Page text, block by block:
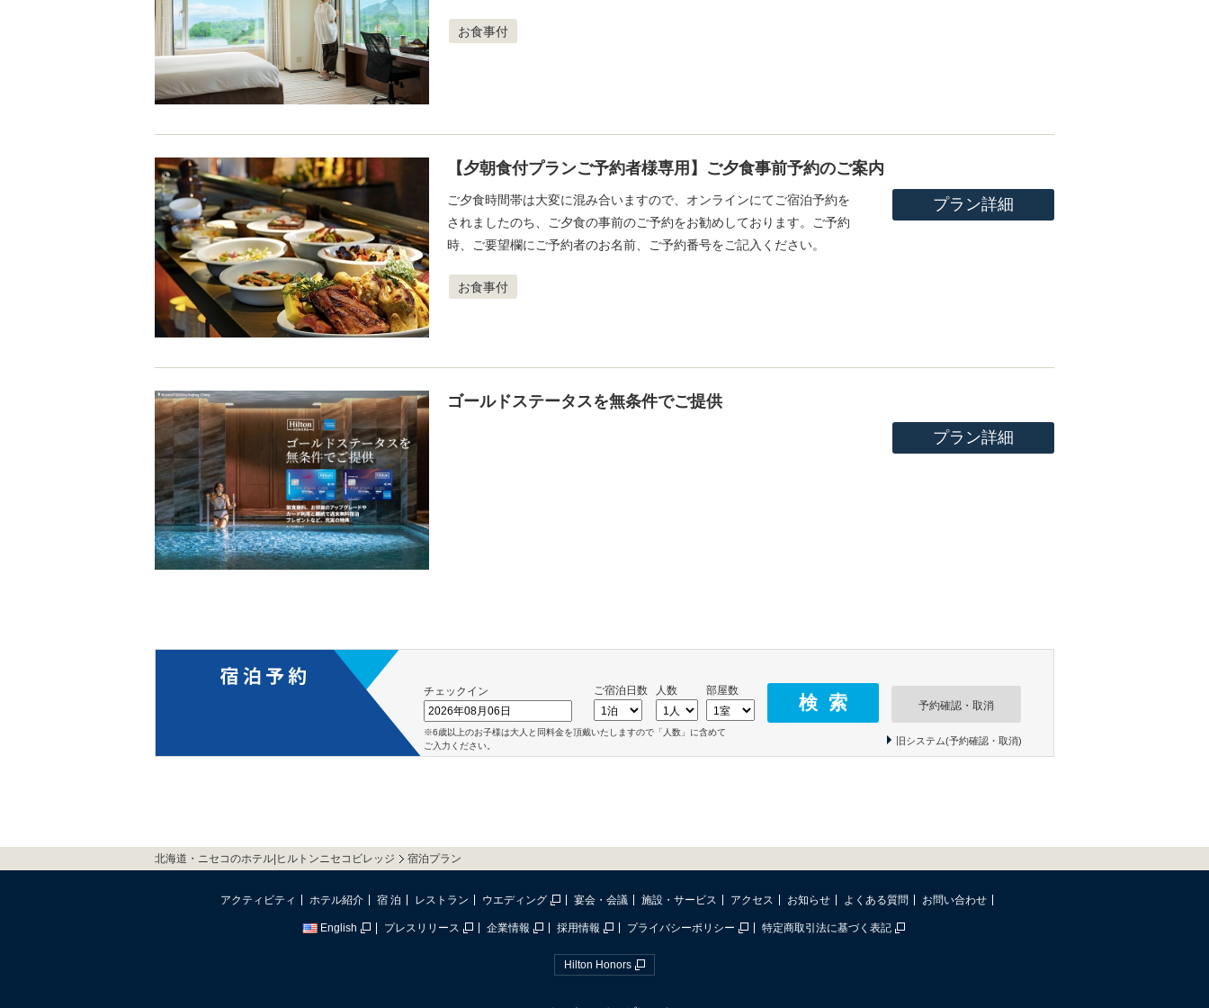
お食事付
【夕朝食付プランご予約者様専用】ご夕食事前予約のご案内
ご夕食時間帯は大変に混み合いますので、オンラインにてご宿泊予約を
されましたのち、ご夕食の事前のご予約をお勧めしております。ご予約
時、ご要望欄にご予約者のお名前、ご予約番号をご記入ください。
お食事付
プラン詳細
ゴールドステータスを無条件でご提供
プラン詳細
チェックイン ご宿泊日数 人数
部屋数
予約確認・取消
旧システム(予約確認・取消)
※6歳以上のお子様は大人と同料金を頂戴いたしますので「人数」に含めて
ご入力ください。
北海道・ニセコのホテル|ヒルトンニセコビレッジ 宿泊プラン
アクティビティ ホテル紹介 宿 泊 レストラン ウエディング 宴会・会議 施設・サービス アクセス お知らせ よくある質問 お問い合わせ
English プレスリリース 企業情報 採用情報 プライバシーポリシー 特定商取引法に基づく表記
Hilton Honors